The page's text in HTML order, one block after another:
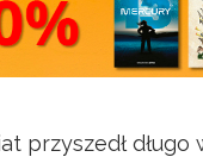
przyszedł